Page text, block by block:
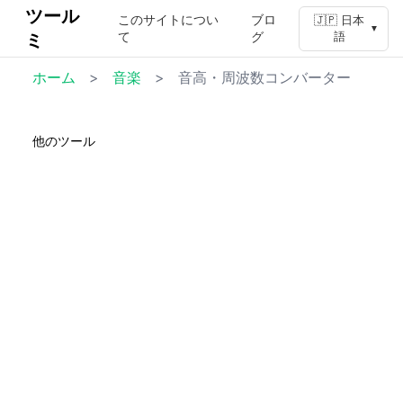
ツール
ミ
このサイトについ
て
ブロ
グ
🇯🇵 日本
語
▼
ホーム > 音楽 > 音高・周波数コンバーター
他のツール